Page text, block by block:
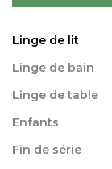
Linge de lit
Linge de bain
Linge de table
Enfants
Fin de série